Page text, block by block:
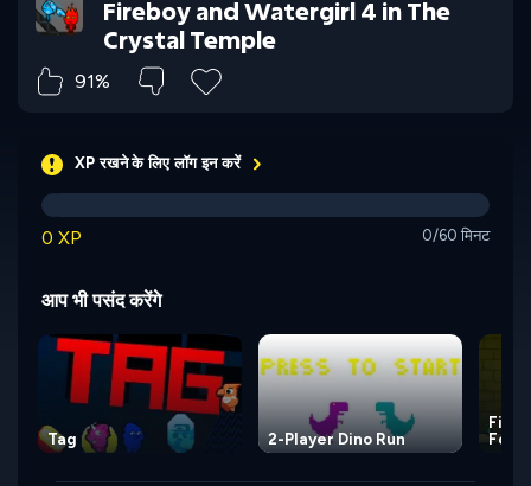
Fireboy and Watergirl 4 in The
Crystal Temple
91%
XP रखने के लिए लॉग इन करें
0 XP 0/60 मिनट
आप भी पसंद करेंगे
Tag 2-Player Dino Run